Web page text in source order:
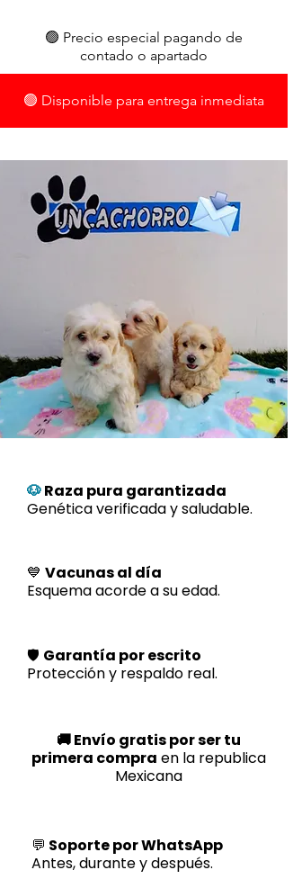
🟢 Precio especial pagando de
contado o apartado
🟢 Disponible para entrega inmediata
🐶Raza pura garantizada
Genética verificada y saludable.
💙 Vacunas al día
Esquema acorde a su edad.
🛡️ Garantía por escrito
Protección y respaldo real.
🚚 Envío gratis por ser tu
primera compra en la republica
Mexicana
💬 Soporte por WhatsApp
Antes, durante y después.